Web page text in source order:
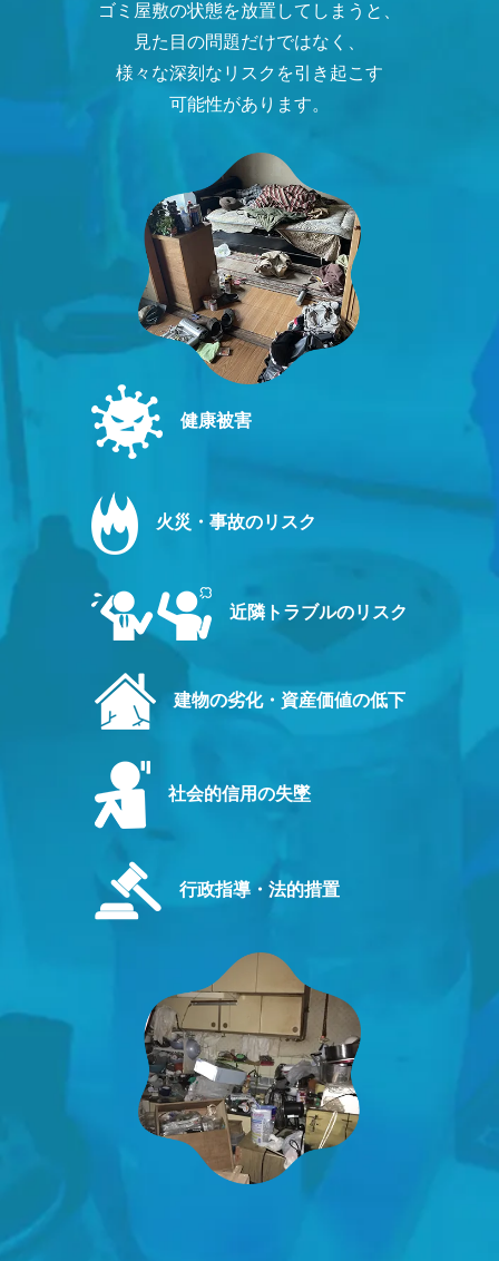
ゴミ屋敷の状態を放置してしまうと、
見た目の問題だけではなく、
様々な深刻なリスクを引き起こす
可能性があります。
健康被害
火災・事故のリスク
近隣トラブルのリスク
建物の劣化・資産価値の低下
社会的信用の失墜
行政指導・法的措置